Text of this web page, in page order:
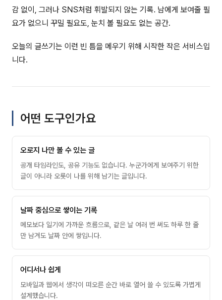
감 없이, 그러나 SNS처럼 휘발되지 않는 기록. 남에게 보여줄 필
요가 없으니 꾸밀 필요도, 눈치 볼 필요도 없는 공간.
오늘의 글쓰기는 이런 빈 틈을 메우기 위해 시작한 작은 서비스입
니다.
어떤 도구인가요
오로지 나만 볼 수 있는 글
공개 타임라인도, 공유 기능도 없습니다. 누군가에게 보여주기 위한
글이 아니라 오롯이 나를 위해 남기는 글입니다.
날짜 중심으로 쌓이는 기록
메모보다 일기에 가까운 흐름으로, 같은 날 여러 번 써도 하루 한 줄
만 남겨도 날짜 안에 쌓입니다.
어디서나 쉽게
모바일과 웹에서 생각이 떠오른 순간 바로 열어 쓸 수 있도록 가볍게
설계했습니다.